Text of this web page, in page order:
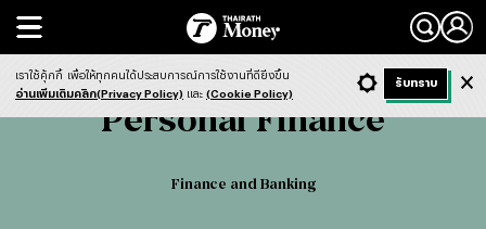
Search
Personal Finance Finance and Banking
Personal Finance
Finance and Banking
- ก + ก Dark ฟังข่าว
เราใช้คุ้กกี้ เพื่อให้ทุกคนได้ประสบการณ์การใช้งานที่ดียิ่งขึ้น
อ่านเพิ่มเติมคลิก(Privacy Policy) และ (Cookie Policy)
รับทราบ